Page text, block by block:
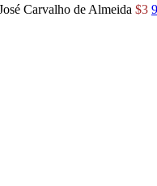
Carvalho de Almeida $3